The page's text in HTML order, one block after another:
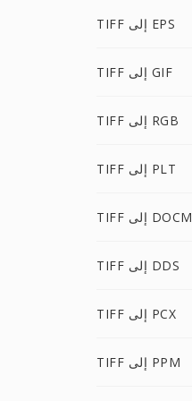
TIFF إلى EPS
TIFF إلى GIF
TIFF إلى RGB
TIFF إلى PLT
TIFF إلى DOCM
TIFF إلى DDS
TIFF إلى PCX
TIFF إلى PPM